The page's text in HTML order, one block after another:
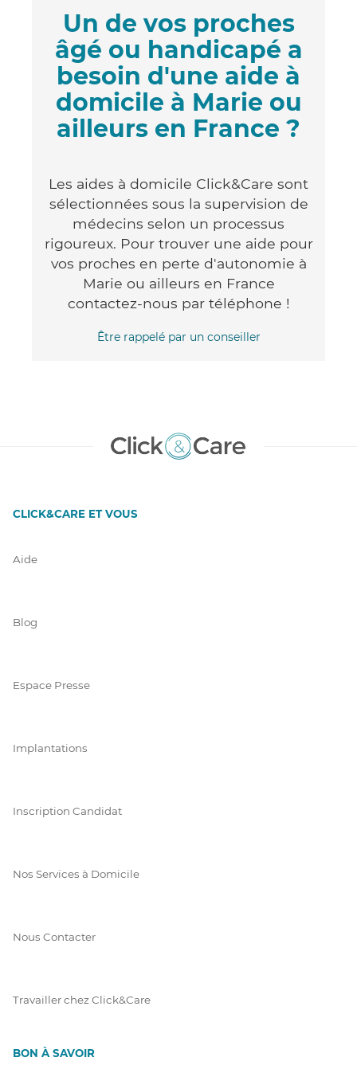
Un de vos proches
âgé ou handicapé a
besoin d'une aide à
domicile à Marie ou
ailleurs en France ?
Les aides à domicile Click&Care sont
sélectionnées sous la supervision de
médecins selon un processus
rigoureux. Pour trouver une aide pour
vos proches en perte d'autonomie à
Marie ou ailleurs en France
contactez-nous par téléphone !
Être rappelé par un conseiller
CLICK&CARE ET VOUS
Aide
Blog
Espace Presse
Implantations
Inscription Candidat
Nos Services à Domicile
Nous Contacter
Travailler chez Click&Care
BON À SAVOIR